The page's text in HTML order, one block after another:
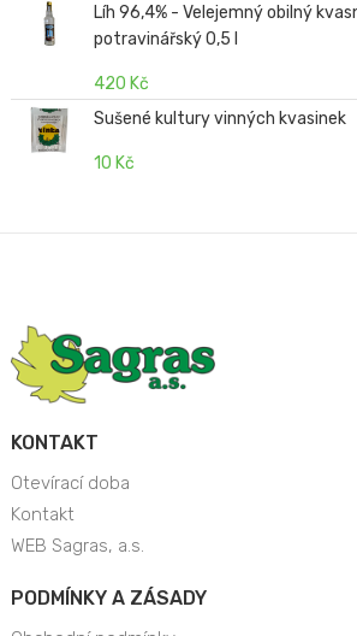
Líh 96,4% - Velejemný obilný
potravinářský 0,5 l
420 Kč
Sušené kultury vinných kvasinek
10 Kč
KONTAKT
Otevírací doba
Kontakt
WEB Sagras, a.s.
PODMÍNKY A ZÁSADY